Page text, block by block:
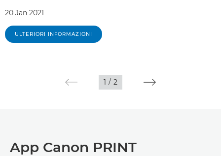
20 Jan 2021
ULTERIORI INFORMAZIONI
1 / 2
App Canon PRINT